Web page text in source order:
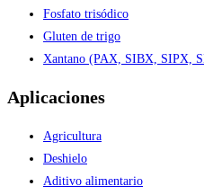
Fosfato trisódico
Gluten de trigo
Xantano (PAX, SIBX, SIPX,
Aplicaciones
Agricultura
Deshielo
Aditivo alimentario